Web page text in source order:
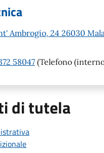
Ambrogio, 24 26030
58047 (Telefono
di tutela